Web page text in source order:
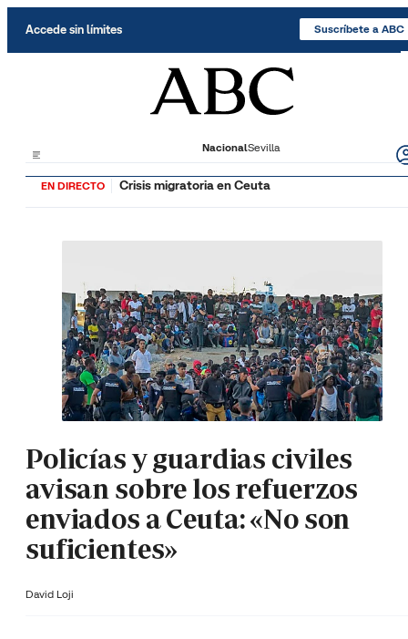
Accede sin límites Suscríbete a ABC
NacionalSevilla
EN DIRECTO Crisis migratoria en Ceuta
Policías y guardias civiles
avisan sobre los refuerzos
enviados a Ceuta: «No son
suficientes»
David Loji